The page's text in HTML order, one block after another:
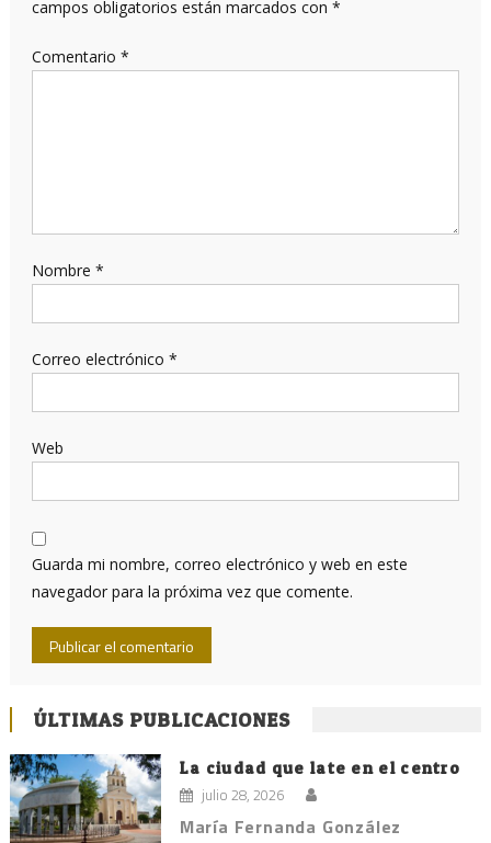
campos obligatorios están marcados con *
Comentario *
Nombre *
Correo electrónico *
Web
Guarda mi nombre, correo electrónico y web en este
navegador para la próxima vez que comente.
ÚLTIMAS PUBLICACIONES
La ciudad que late en el centro
julio 28, 2026
María Fernanda González